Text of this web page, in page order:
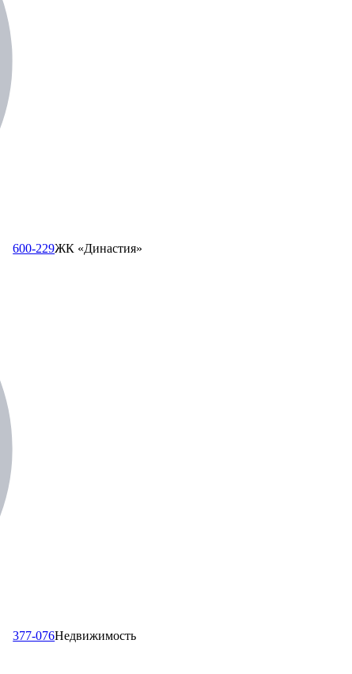
600-229ЖК «Династия»
377-076Недвижимость